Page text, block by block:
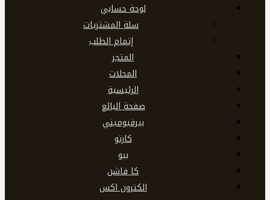
لوحة حسابي
سلة المشتريات
إتمام الطلب
المتجر
المحلات
الرئيسية
صفحة البائع
بيرفيوميني
كارتو
بيو
كا فاشن
الكترون اكس